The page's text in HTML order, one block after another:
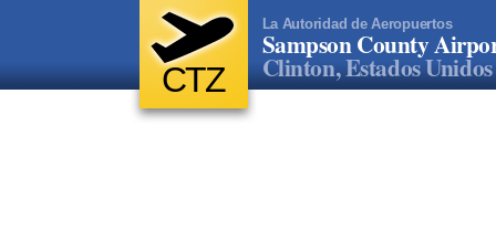
CTZ
La Autoridad de Aeropuertos
Sampson County
Clinton, Estados Unidos